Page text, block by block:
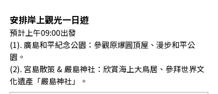
安排岸上觀光一日遊
預計上午09:00出發
(1). 廣島和平紀念公園：參觀原爆圓頂屋、漫步和平公
園。
(2). 宮島散策 & 嚴島神社：欣賞海上大鳥居、參拜世界文
化遺產「嚴島神社」。